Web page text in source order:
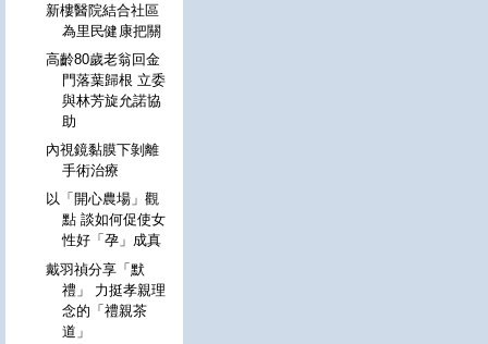
新樓醫院結合社區
為里民健康把關
高齡80歲老翁回金
門落葉歸根 立委
與林芳旋允諾協
助
內視鏡黏膜下剝離
手術治療
以「開心農場」觀
點 談如何促使女
性好「孕」成真
戴羽禎分享「默
禮」 力挺孝親理
念的「禮親茶
道」